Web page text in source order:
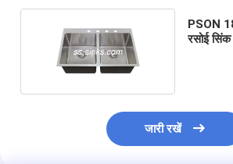
PSON
रसोई
जारी रखें